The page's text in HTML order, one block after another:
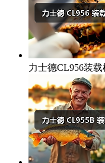
力士德CL956装